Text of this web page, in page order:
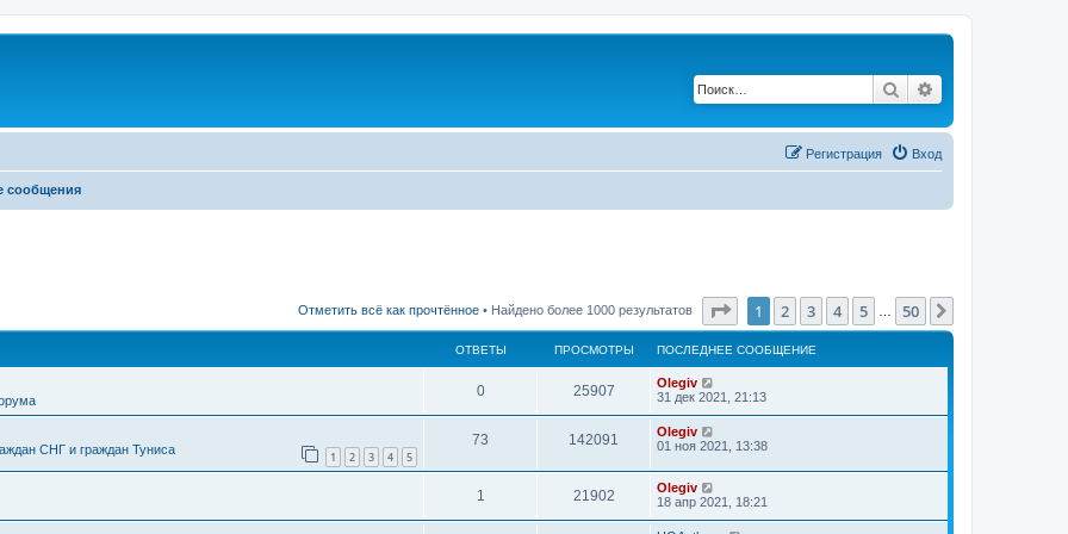
Поиск
Вход
Регистрация
сообщения
Отметить всё как прочтённое • Найдено более 1000 результатов Страница1 из 50
1 2 3 4 5 50
ОТВЕТЫ ПРОСМОТРЫ ПОСЛЕДНЕЕ СООБЩЕНИЕ
0 25907
Olegiv
31 дек 2021, 21:13
СНГ и граждан Туниса 1 2 3 4 5
73 142091
Olegiv
01 ноя 2021, 13:38
1 21902
Olegiv
18 апр 2021, 18:21